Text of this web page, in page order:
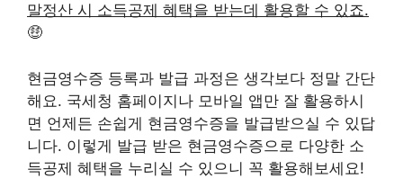
말정산 시 소득공제 혜택을 받는데 활용할 수 있죠.
🤑
현금영수증 등록과 발급 과정은 생각보다 정말 간단
해요. 국세청 홈페이지나 모바일 앱만 잘 활용하시
면 언제든 손쉽게 현금영수증을 발급받으실 수 있답
니다. 이렇게 발급 받은 현금영수증으로 다양한 소
득공제 혜택을 누리실 수 있으니 꼭 활용해보세요!